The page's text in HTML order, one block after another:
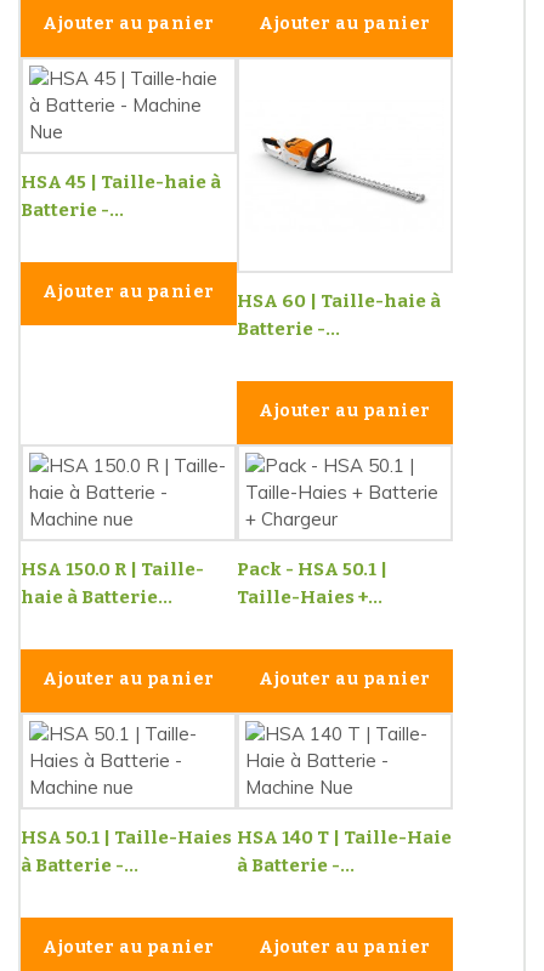
Ajouter au panier Ajouter au panier
HSA 45 | Taille-haie à
Batterie -...
Ajouter au panier
HSA 60 | Taille-haie à
Batterie -...
Ajouter au panier
HSA 150.0 R | Taille-
haie à Batterie...
Ajouter au panier
Pack - HSA 50.1 |
Taille-Haies +...
Ajouter au panier
HSA 50.1 | Taille-Haies
à Batterie -...
Ajouter au panier
HSA 140 T | Taille-Haie
à Batterie -...
Ajouter au panier